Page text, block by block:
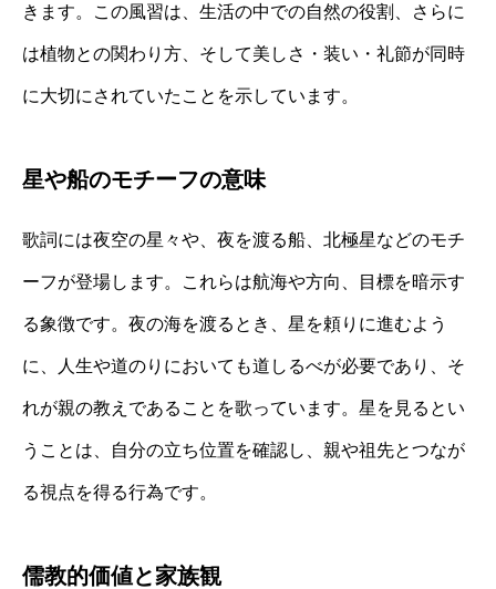
きます。この風習は、生活の中での自然の役割、さらに
は植物との関わり方、そして美しさ・装い・礼節が同時
に大切にされていたことを示しています。
星や船のモチーフの意味
歌詞には夜空の星々や、夜を渡る船、北極星などのモチ
ーフが登場します。これらは航海や方向、目標を暗示す
る象徴です。夜の海を渡るとき、星を頼りに進むよう
に、人生や道のりにおいても道しるべが必要であり、そ
れが親の教えであることを歌っています。星を見るとい
うことは、自分の立ち位置を確認し、親や祖先とつなが
る視点を得る行為です。
儒教的価値と家族観